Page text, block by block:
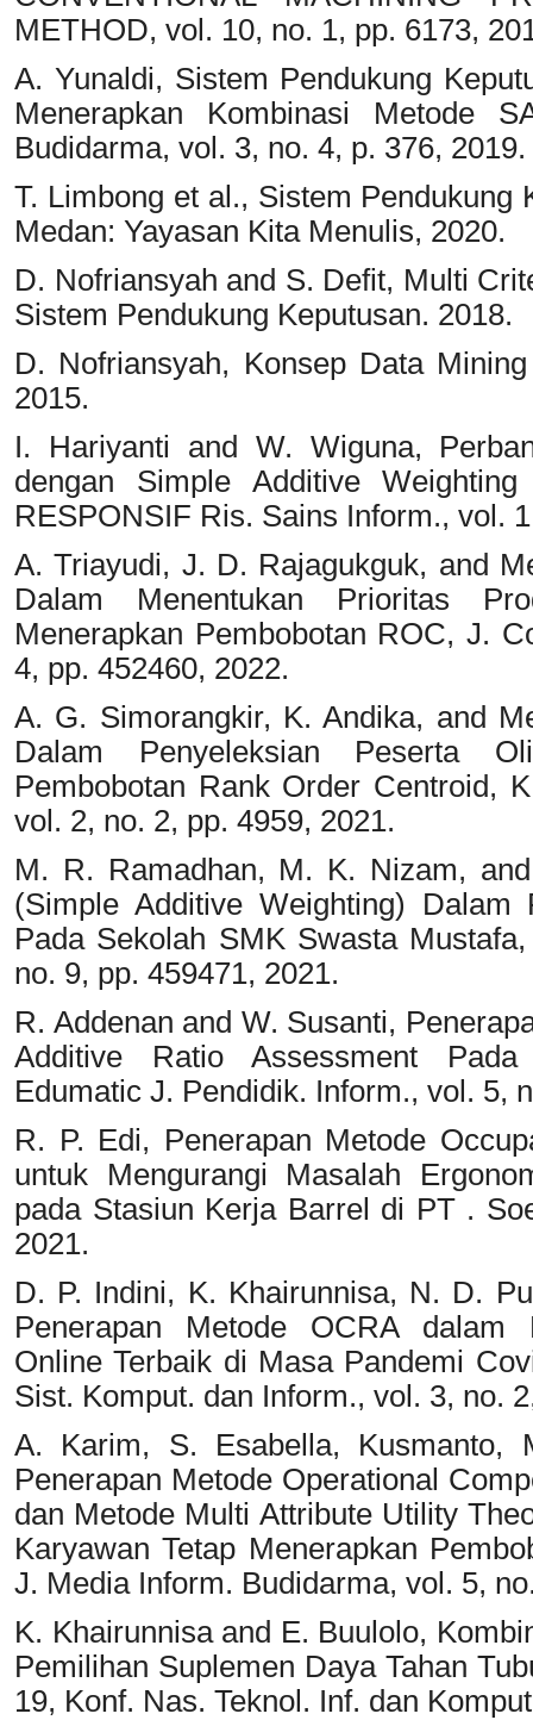
METHOD, vol. 10, no. 1, pp. 6173,
A. Yunaldi, Sistem Pendukung
Menerapkan Kombinasi Metode
Budidarma, vol. 3, no. 4, p. 376, 2019.
T. Limbong et al., Sistem Pendukung
Medan: Yayasan Kita Menulis, 2020.
D. Nofriansyah and S. Defit, Multi
Sistem Pendukung Keputusan. 2018.
D. Nofriansyah, Konsep Data
2015.
I. Hariyanti and W. Wiguna,
dengan Simple Additive
RESPONSIF Ris. Sains Inform., vol.
A. Triayudi, J. D. Rajagukguk, and
Dalam Menentukan Prioritas
Menerapkan Pembobotan ROC, J.
4, pp. 452460, 2022.
A. G. Simorangkir, K. Andika, and
Dalam Penyeleksian Peserta
Pembobotan Rank Order Centroid,
vol. 2, no. 2, pp. 4959, 2021.
M. R. Ramadhan, M. K. Nizam,
(Simple Additive Weighting) Dalam
Pada Sekolah SMK Swasta
no. 9, pp. 459471, 2021.
R. Addenan and W. Susanti,
Additive Ratio Assessment
Edumatic J. Pendidik. Inform., vol. 5,
R. P. Edi, Penerapan Metode
untuk Mengurangi Masalah
pada Stasiun Kerja Barrel di PT .
2021.
D. P. Indini, K. Khairunnisa, N. D.
Penerapan Metode OCRA dalam
Online Terbaik di Masa Pandemi
Sist. Komput. dan Inform., vol. 3, no.
A. Karim, S. Esabella, Kusmanto,
Penerapan Metode Operational
dan Metode Multi Attribute Utility
Karyawan Tetap Menerapkan
J. Media Inform. Budidarma, vol. 5,
K. Khairunnisa and E. Buulolo,
Pemilihan Suplemen Daya Tahan
19, Konf. Nas. Teknol. Inf. dan